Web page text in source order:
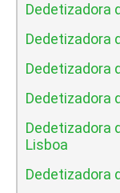
Dedetizadora
Dedetizadora
Dedetizadora
Dedetizadora
Dedetizadora
Lisboa
Dedetizadora